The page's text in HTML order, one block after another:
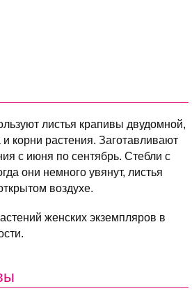
листья крапивы двудомной,
корни растения. Заготавливают
с июня по сентябрь. Стебли с
они немного увянут, листья
воздухе.
женских экземпляров в